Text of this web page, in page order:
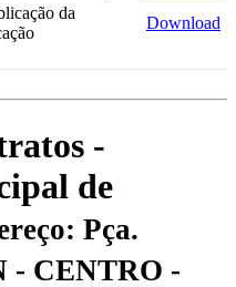
da
Download
-
de
Pça.
- CENTRO -